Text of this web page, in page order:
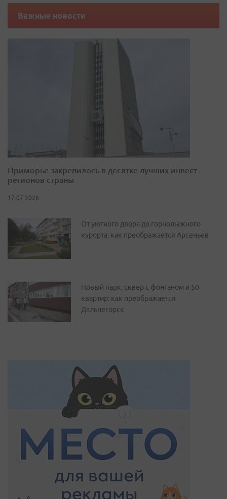
Важные новости
Приморье закрепилось в десятке лучших инвест-
регионов страны
17.07.2026
От уютного двора до горнолыжного
курорта: как преображается Арсеньев
Новый парк, сквер с фонтаном и 50
квартир: как преображается
Дальнегорск